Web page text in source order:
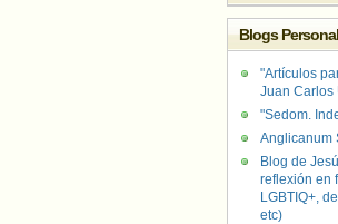
Blogs
"Artículos
Juan Carlos
"Sedom.
Anglicanum
Blog de
reflexión en
LGBTIQ+,
etc)